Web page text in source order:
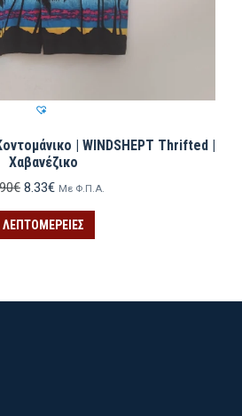
| WINDSHEPT Thrifted |
Χαβανέζικο
€ Original
was:
11.90€.
8.33€Η
τιμή
είναι:
Με Φ.Π.Α.
ΛΕΠΤΟΜΈΡΕΙΕΣ